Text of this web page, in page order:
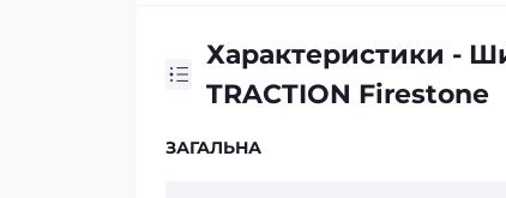
Характеристики -
TRACTION Firestone
ЗАГАЛЬНА